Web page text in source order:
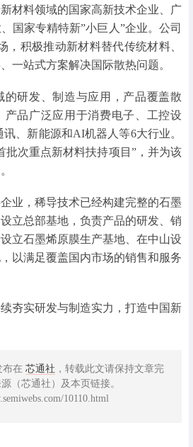
材料领域的国家高新技术企业、广
国家专精特新”小巨人”企业。公司
，积极推动新材料替代传统材料、
一站式方案解决国际散热问题。
的研发、制造与应用，产品覆盖散
产品广泛应用于消费电子、工控设
、新能源和AI机器人等6大行业。
批次重点新材料扶持项目”，并为该
业，稀导技术已经构建完整的石墨
立总部基地，负责产品的研发、销
立石墨烯原膜生产基地、在中山设
以满足覆盖国内市场的销售和服务
夯实研发与制造实力，打造中国新
布在 芯通社 ，转载此文请保持文章完
（芯通社）及本页链接。
10110.html